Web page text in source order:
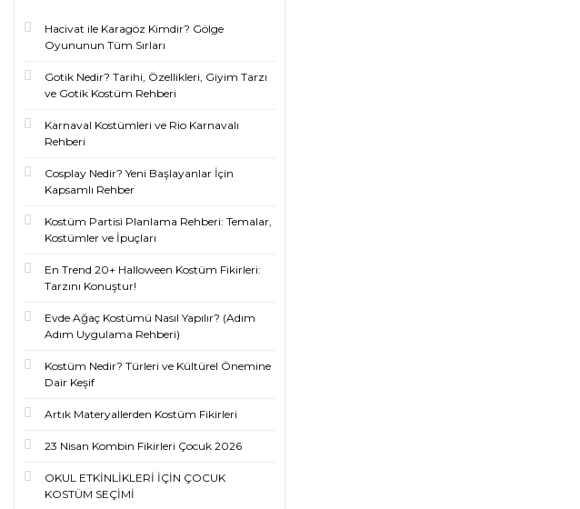
Hacivat ile Karagöz Kimdir? Gölge
Oyununun Tüm Sırları
Gotik Nedir? Tarihi, Özellikleri, Giyim Tarzı
ve Gotik Kostüm Rehberi
Karnaval Kostümleri ve Rio Karnavalı
Rehberi
Cosplay Nedir? Yeni Başlayanlar İçin
Kapsamlı Rehber
Kostüm Partisi Planlama Rehberi: Temalar,
Kostümler ve İpuçları
En Trend 20+ Halloween Kostüm Fikirleri:
Tarzını Konuştur!
Evde Ağaç Kostümü Nasıl Yapılır? (Adım
Adım Uygulama Rehberi)
Kostüm Nedir? Türleri ve Kültürel Önemine
Dair Keşif
Artık Materyallerden Kostüm Fikirleri
23 Nisan Kombin Fikirleri Çocuk 2026
OKUL ETKİNLİKLERİ İÇİN ÇOCUK
KOSTÜM SEÇİMİ